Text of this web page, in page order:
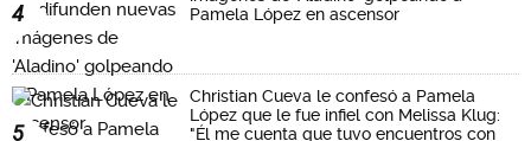
4
Pamela López en ascensor
5
Christian Cueva le confesó a Pamela
López que le fue infiel con Melissa Klug:
"Él me cuenta que tuvo encuentros con